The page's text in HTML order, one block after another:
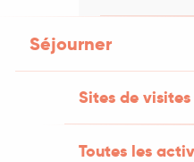
Séjourner
Sites de visites
Toutes les
: Ferme du
élevage accueille une
plein air intégral. Les